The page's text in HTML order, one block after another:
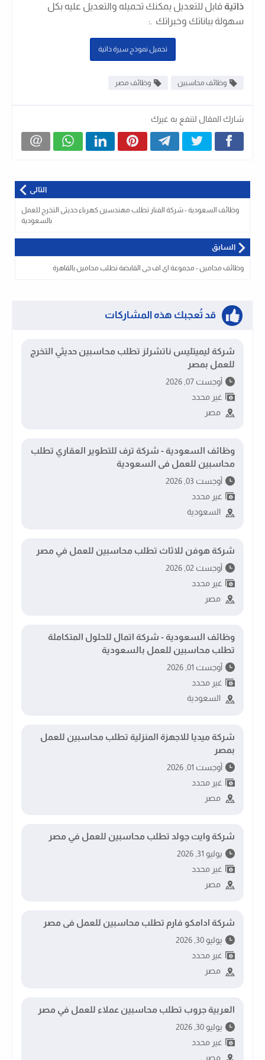
ذاتية قابل للتعديل يمكنك تحميله والتعديل عليه بكل
سهولة بباناتك وخبراتك .:
تحميل نموذج سيرة ذاتية
وظائف محاسبين وظائف مصر
شارك المقال لتنفع به غيرك
التالى
وظائف السعودية - شركة الفنار تطلب مهندسين كهرباء حديثى التخرج للعمل
بالسعودية
السابق
وظائف محامين - مجموعة اى اف جى القابضة تطلب محامين بالقاهرة
قد تُعجبك هذه المشاركات
شركة ليميتليس ناتشرلز تطلب محاسبين حديثي التخرج
للعمل بمصر
أوجست 07, 2026
غير محدد
مصر
وظائف السعودية - شركة ترف للتطوير العقاري تطلب
محاسبين للعمل فى السعودية
أوجست 03, 2026
غير محدد
السعودية
شركة هوفن للاثاث تطلب محاسبين للعمل في مصر
أوجست 02, 2026
غير محدد
مصر
وظائف السعودية - شركة اتمال للحلول المتكاملة
تطلب محاسبين للعمل بالسعودية
أوجست 01, 2026
غير محدد
السعودية
شركة ميديا للاجهزة المنزلية تطلب محاسبين للعمل
بمصر
أوجست 01, 2026
غير محدد
مصر
شركة وايت جولد تطلب محاسبين للعمل في مصر
يوليو 31, 2026
غير محدد
مصر
شركة ادامكو فارم تطلب محاسبين للعمل فى مصر
يوليو 30, 2026
غير محدد
مصر
العربية جروب تطلب محاسبين عملاء للعمل في مصر
يوليو 30, 2026
غير محدد
مصر